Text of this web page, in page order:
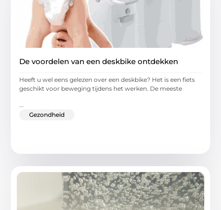
De voordelen van een deskbike ontdekken
Heeft u wel eens gelezen over een deskbike? Het is een fiets
geschikt voor beweging tijdens het werken. De meeste
Gezondheid